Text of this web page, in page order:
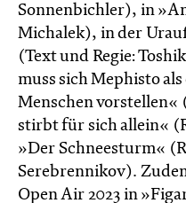
Sonnenbichler), in
Michalek), in der
(Text und Regie:
muss sich Mephisto
Menschen vorstellen«
stirbt für sich allein«
»Der Schneesturm«
Serebrennikov).
Open Air 2023 in